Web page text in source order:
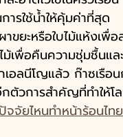
ารใช้น้ำให้คุ้มค่าที่สุด
าขยะหรือใบไม้แห้งเพื่
เพื่อคืนความชุ่มชื้นแล
อลนีโญแล้ว ก๊าซเรือ
ตัวการสำคัญที่ทำให้โ
จจัยไหนทำหน้าร้อน